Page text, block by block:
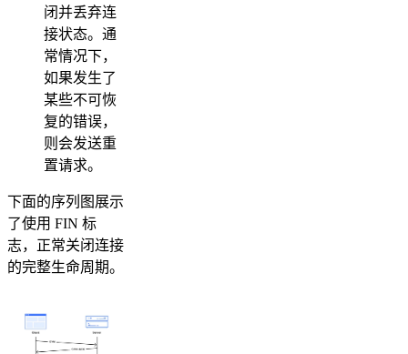
闭并丢弃连
接状态。通
常情况下，
如果发生了
某些不可恢
复的错误，
则会发送重
置请求。
下面的序列图展示
了使用 FIN 标
志，正常关闭连接
的完整生命周期。